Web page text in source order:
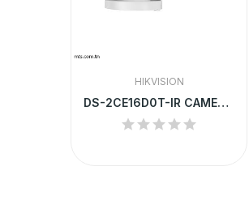
HIKVISION
DS-2CE16D0T-IR CAMERA HD HIKVISION TUBE 2MP IR...